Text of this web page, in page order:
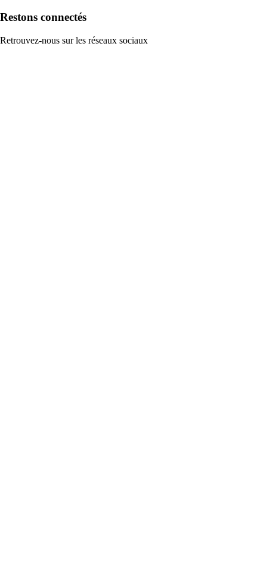
Restons connectés
Retrouvez-nous sur les réseaux sociaux